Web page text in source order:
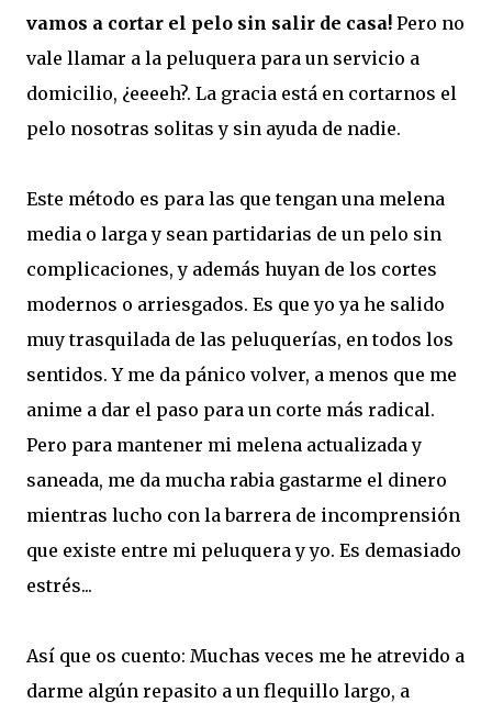
vamos a cortar el pelo sin salir de casa! Pero no
vale llamar a la peluquera para un servicio a
domicilio, ¿eeeeh?. La gracia está en cortarnos el
pelo nosotras solitas y sin ayuda de nadie.
Este método es para las que tengan una melena
media o larga y sean partidarias de un pelo sin
complicaciones, y además huyan de los cortes
modernos o arriesgados. Es que yo ya he salido
muy trasquilada de las peluquerías, en todos los
sentidos. Y me da pánico volver, a menos que me
anime a dar el paso para un corte más radical.
Pero para mantener mi melena actualizada y
saneada, me da mucha rabia gastarme el dinero
mientras lucho con la barrera de incomprensión
que existe entre mi peluquera y yo. Es demasiado
estrés...
Así que os cuento: Muchas veces me he atrevido a
darme algún repasito a un flequillo largo, a